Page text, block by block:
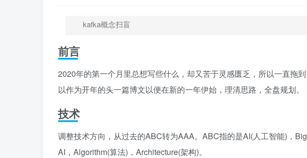
kafka概念扫盲
前言
2020年的第一个月里总想写些什么，却又苦于灵感匮乏，所以一直拖
以作为开年的头一篇博文以便在新的一年伊始，理清思路，全盘规划。
技术
调整技术方向，从过去的ABC转为AAA。ABC指的是AI(人工智能)，
AI，Algorithm(算法)，Architecture(架构)。